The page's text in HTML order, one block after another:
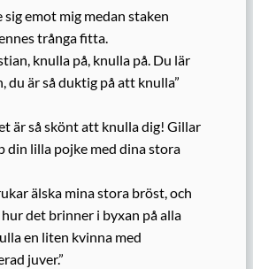
emot mig medan staken
trånga fitta.
knulla på, knulla på. Du lär
du är så duktig på att knulla”
är så skönt att knulla dig! Gillar
din lilla pojke med dina stora
älska mina stora bröst, och
det brinner i byxan på alla
en liten kvinna med
juver.”